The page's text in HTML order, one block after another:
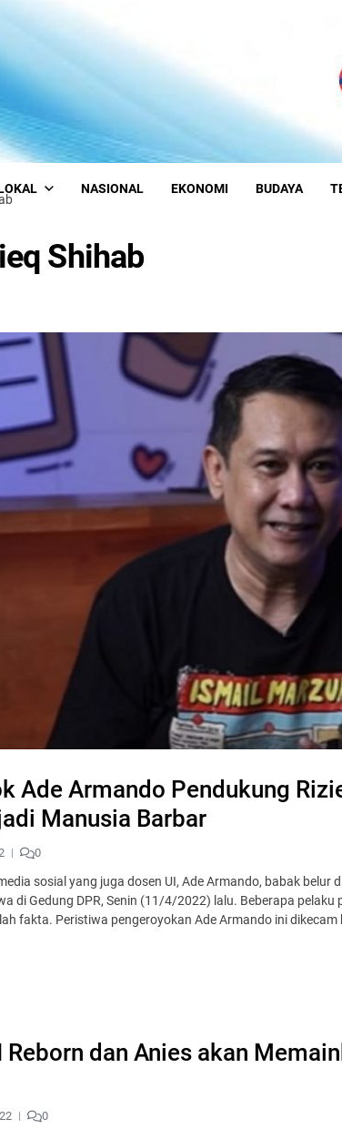
NASIONAL EKONOMI BUDAYA
Shihab
Ade Armando Pendukung
Manusia Barbar
0
sosial yang juga dosen UI, Ade Armando, babak belur
di Gedung DPR, Senin (11/4/2022) lalu. Beberapa
fakta. Peristiwa pengeroyokan Ade Armando ini dikecam
Reborn dan Anies akan
0